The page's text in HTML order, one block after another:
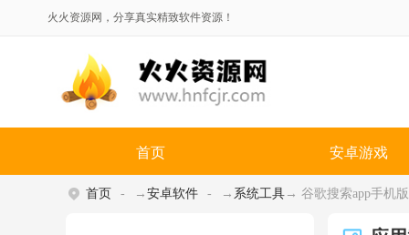
火火资源网，分享真实精致软件资源！
首页 安卓游戏
首页 → 安卓软件 → 系统工具 → 谷歌搜索app手机